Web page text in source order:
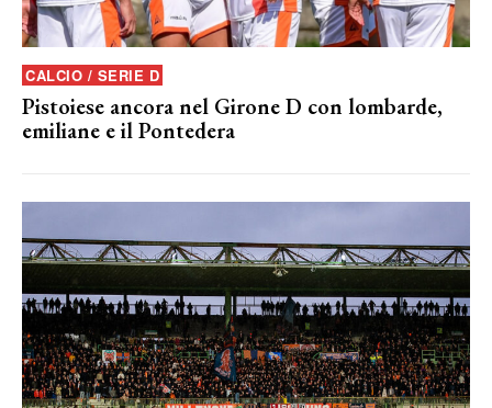
CALCIO / SERIE D
Pistoiese ancora nel Girone D con lombarde,
emiliane e il Pontedera